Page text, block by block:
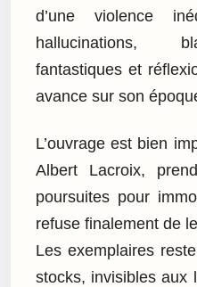
d’une violence
hallucinations,
fantastiques et
avance sur son
L’ouvrage est bien
Albert Lacroix,
poursuites pour
refuse finalement de
Les exemplaires
stocks, invisibles aux